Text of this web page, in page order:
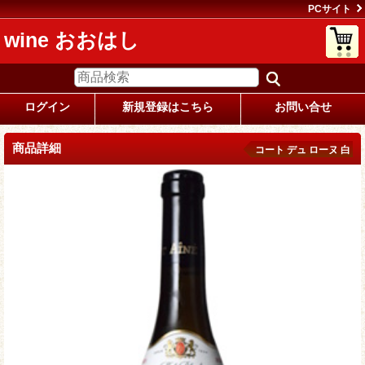
PCサイト
wine おおはし
ログイン 新規登録はこちら お問い合せ
商品詳細 コート デュ ローヌ 白